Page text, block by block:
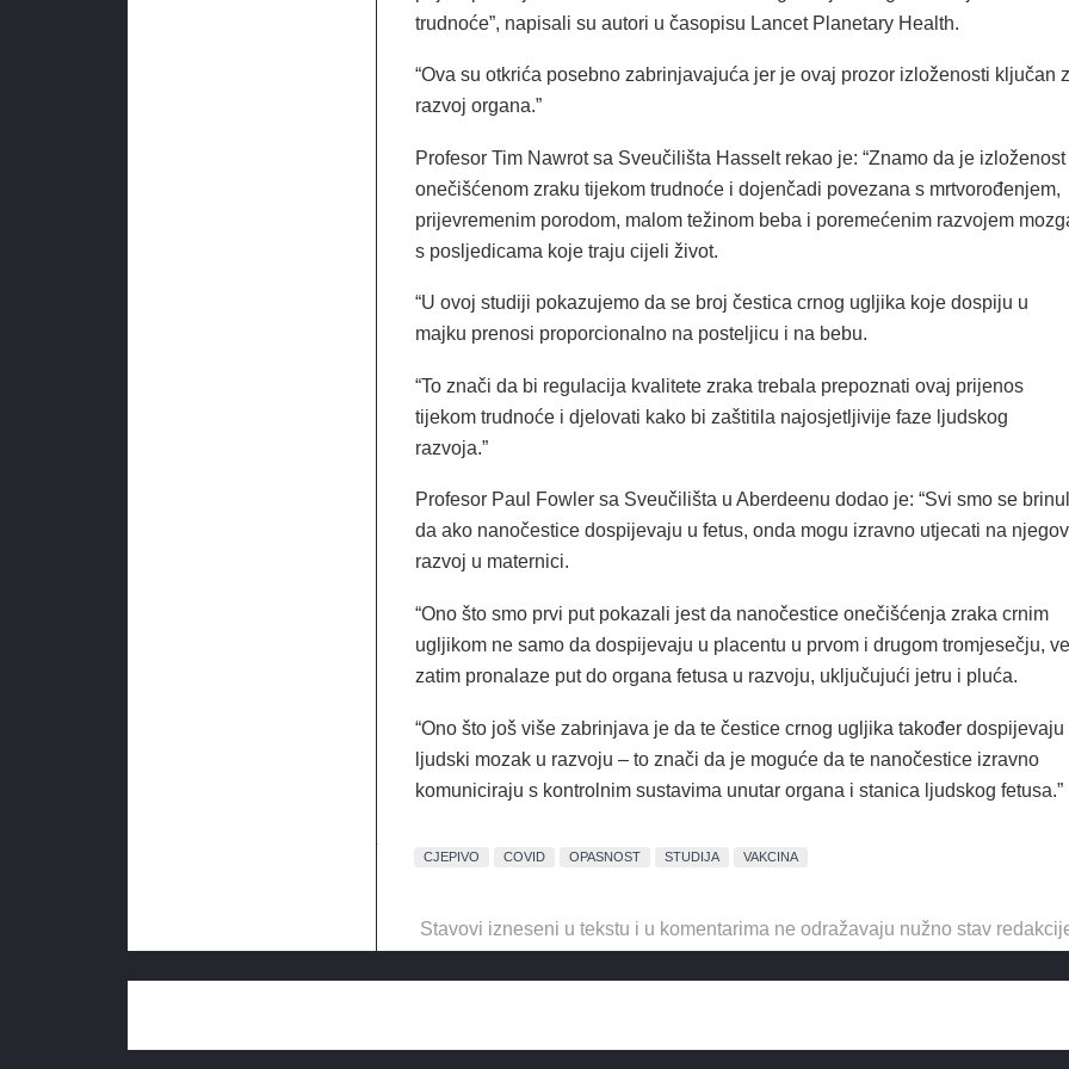
trudnoće”, napisali su autori u časopisu Lancet Planetary Health.
“Ova su otkrića posebno zabrinjavajuća jer je ovaj prozor izloženosti ključan
razvoj organa.”
Profesor Tim Nawrot sa Sveučilišta Hasselt rekao je: “Znamo da je izloženost
onečišćenom zraku tijekom trudnoće i dojenčadi povezana s mrtvorođenjem,
prijevremenim porodom, malom težinom beba i poremećenim razvojem
s posljedicama koje traju cijeli život.
“U ovoj studiji pokazujemo da se broj čestica crnog ugljika koje dospiju u
majku prenosi proporcionalno na posteljicu i na bebu.
“To znači da bi regulacija kvalitete zraka trebala prepoznati ovaj prijenos
tijekom trudnoće i djelovati kako bi zaštitila najosjetljivije faze ljudskog
razvoja.”
Profesor Paul Fowler sa Sveučilišta u Aberdeenu dodao je: “Svi smo se
da ako nanočestice dospijevaju u fetus, onda mogu izravno utjecati na njegov
razvoj u maternici.
“Ono što smo prvi put pokazali jest da nanočestice onečišćenja zraka crnim
ugljikom ne samo da dospijevaju u placentu u prvom i drugom tromjesečju,
zatim pronalaze put do organa fetusa u razvoju, uključujući jetru i pluća.
“Ono što još više zabrinjava je da te čestice crnog ugljika također dospijevaju
ljudski mozak u razvoju – to znači da je moguće da te nanočestice izravno
komuniciraju s kontrolnim sustavima unutar organa i stanica ljudskog fetusa.”
CJEPIVO COVID OPASNOST STUDIJA VAKCINA
Stavovi izneseni u tekstu i u komentarima ne odražavaju nužno stav